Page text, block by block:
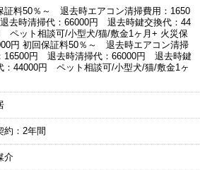
証料50％～ 退去時エアコン清掃費用：1650
去時清掃代：66000円 退去時鍵交換代：44
ペット相談可/小型犬/猫/敷金1ヶ月+ 火災保
円 初回保証料50％～ 退去時エアコン清掃
16500円 退去時清掃代：66000円 退去時鍵
：44000円 ペット相談可/小型犬/猫/敷金1ヶ
約：2年間
介